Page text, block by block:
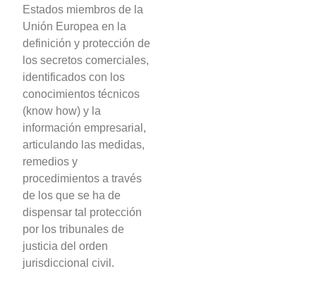
Estados miembros de la
Unión Europea en la
definición y protección de
los secretos comerciales,
identificados con los
conocimientos técnicos
(know how) y la
información empresarial,
articulando las medidas,
remedios y
procedimientos a través
de los que se ha de
dispensar tal protección
por los tribunales de
justicia del orden
jurisdiccional civil.